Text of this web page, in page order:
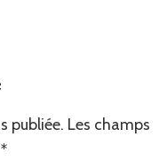
publiée. Les champs
*